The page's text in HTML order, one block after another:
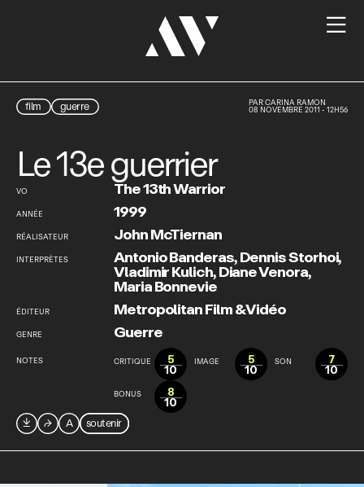

film guerre PARCARINA RAMON
08 NOVEMBRE 2011 - 12H56
Le 13e guerrier
VO The 13th Warrior
ANNÉE 1999
RÉALISATEUR John McTiernan
INTERPRÈTES Antonio Banderas,Dennis Storhoi,
Vladimir Kulich,Diane Venora,
Maria Bonnevie
ÉDITEUR Metropolitan Film & Vidéo
GENRE Guerre
NOTES CRITIQUE 5
10
IMAGE 5
10
SON 7
10
BONUS 8
10

⮫ A soutenir